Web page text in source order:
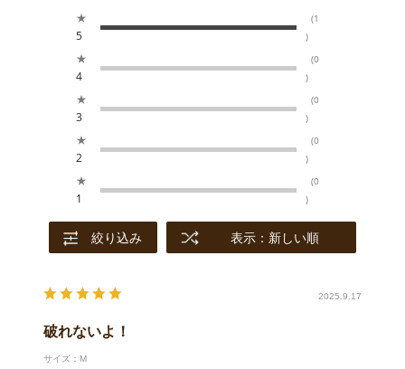
★
5
(1
)
★
4
(0
)
★
3
(0
)
★
2
(0
)
★
1
(0
)
絞り込み 表示：新しい順
2025.9.17
破れないよ！
サイズ：M